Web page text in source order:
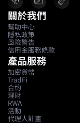
關於我們
幫助中心
隱私政策
風險警告
信用金服務條款
產品服務
加密貨幣
TradFi
合約
理財
RWA
活動
代理人計畫